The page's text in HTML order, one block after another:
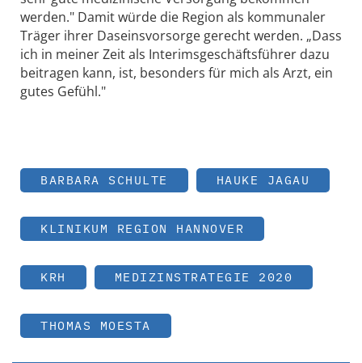
werden." Damit würde die Region als kommunaler
Träger ihrer Daseinsvorsorge gerecht werden. „Dass
ich in meiner Zeit als Interimsgeschäftsführer dazu
beitragen kann, ist, besonders für mich als Arzt, ein
gutes Gefühl."
BARBARA SCHULTE HAUKE JAGAU
KLINIKUM REGION HANNOVER
KRH MEDIZINSTRATEGIE 2020
THOMAS MOESTA